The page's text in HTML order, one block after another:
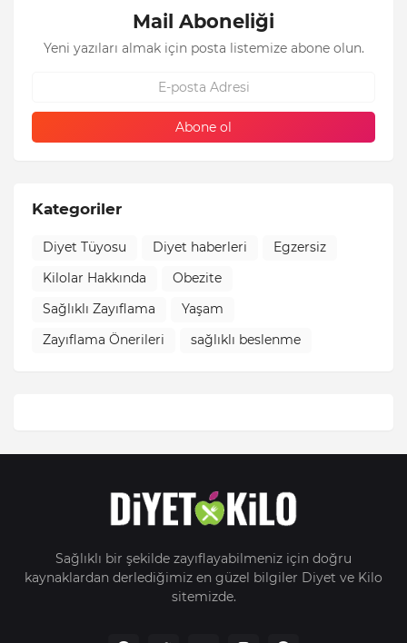
Mail Aboneliği
Yeni yazıları almak için posta listemize abone olun.
Kategoriler
Diyet Tüyosu Diyet haberleri
Egzersiz
Kilolar Hakkında
Obezite
Sağlıklı Zayıflama
Yaşam
Zayıflama Önerileri
sağlıklı beslenme
Sağlıklı bir şekilde zayıflayabilmeniz için doğru
kaynaklardan derlediğimiz en güzel bilgiler Diyet ve Kilo
sitemizde.